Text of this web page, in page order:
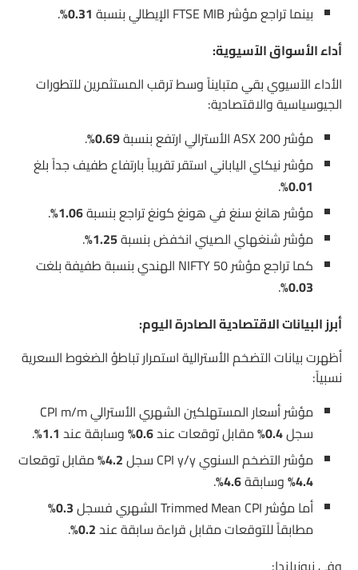
بينما تراجع مؤشر FTSE MIB الإيطالي بنسبة
0.31%
.
أداء الأسواق الآسيوية:
الأداء الآسيوي بقي متبايناً وسط ترقب المستثمرين للتطورات
الجيوسياسية والاقتصادية:
مؤشر ASX 200 الأسترالي ارتفع بنسبة
0.69%
.
مؤشر نيكاي الياباني استقر تقريباً بارتفاع طفيف جداً بلغ
0.01%
.
مؤشر هانغ سنغ في هونغ كونغ تراجع بنسبة1.06%
.
مؤشر شنغهاي الصيني انخفض بنسبة1.25%
.
كما تراجع مؤشر NIFTY 50 الهندي بنسبة طفيفة بلغت
0.03%
.
أبرز البيانات الاقتصادية الصادرة اليوم:
أظهرت بيانات التضخم الأسترالية استمرار تباطؤ الضغوط السعرية
نسبياً:
مؤشر أسعار المستهلكين الشهري الأسترالي CPI m/m
سجل0.4% مقابل توقعات عند0.6% وسابقة عند 1.1%
.
مؤشر التضخم السنوي CPI y/y سجل
4.2% مقابل توقعات
4.4% وسابقة4.6%
.
أما مؤشر Trimmed Mean CPI الشهري فسجل
0.3%
مطابقاً للتوقعات مقابل قراءة سابقة عند0.2%
.